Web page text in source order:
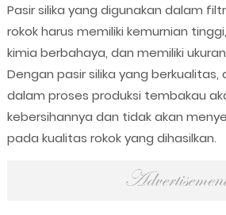
Pasir silika yang digunakan dalam
rokok harus memiliki kemurnian
kimia berbahaya, dan memiliki
Dengan pasir silika yang berkualitas,
dalam proses produksi tembakau
kebersihannya dan tidak akan
pada kualitas rokok yang dihasilkan.